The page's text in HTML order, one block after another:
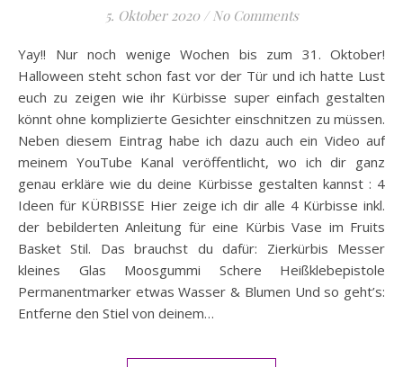
5. Oktober 2020 / No Comments
Yay!! Nur noch wenige Wochen bis zum 31. Oktober!
Halloween steht schon fast vor der Tür und ich hatte Lust
euch zu zeigen wie ihr Kürbisse super einfach gestalten
könnt ohne komplizierte Gesichter einschnitzen zu müssen.
Neben diesem Eintrag habe ich dazu auch ein Video auf
meinem YouTube Kanal veröffentlicht, wo ich dir ganz
genau erkläre wie du deine Kürbisse gestalten kannst : 4
Ideen für KÜRBISSE Hier zeige ich dir alle 4 Kürbisse inkl.
der bebilderten Anleitung für eine Kürbis Vase im Fruits
Basket Stil. Das brauchst du dafür: Zierkürbis Messer
kleines Glas Moosgummi Schere Heißklebepistole
Permanentmarker etwas Wasser & Blumen Und so geht’s:
Entferne den Stiel von deinem…